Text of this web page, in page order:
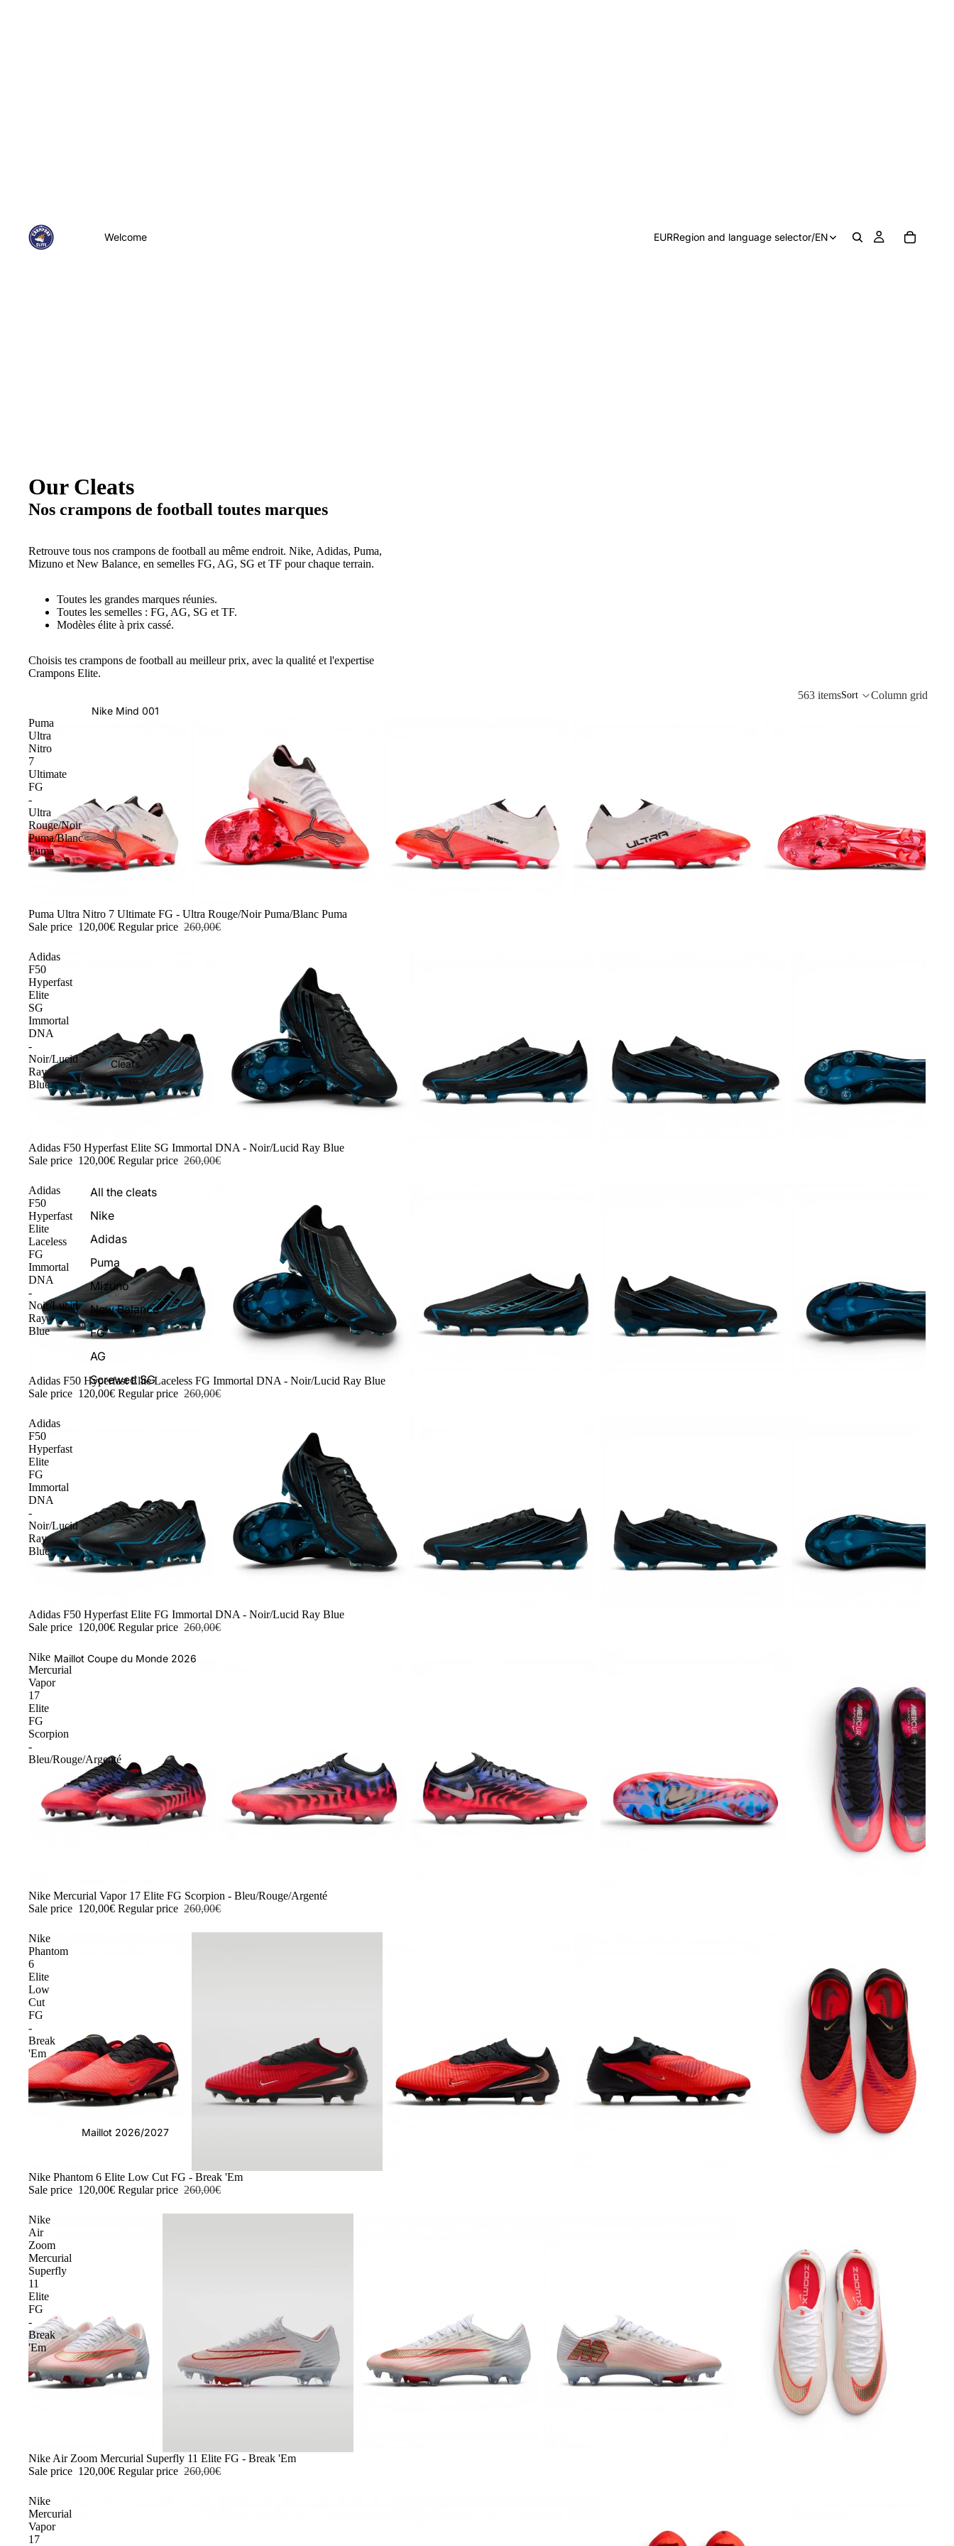
Welcome
Nike Mind 001
Cleats
All the cleats
Nike
Adidas
Puma
Mizuno
New Balance
FG
AG
Screwed SG
Maillot Coupe du Monde 2026
Maillot 2026/2027
EURRegion and language selector/EN
Our Cleats
Nos crampons de football toutes marques
Retrouve tous nos crampons de football au même endroit. Nike, Adidas, Puma,
Mizuno et New Balance, en semelles FG, AG, SG et TF pour chaque terrain.
Toutes les grandes marques réunies.
Toutes les semelles : FG, AG, SG et TF.
Modèles élite à prix cassé.
Choisis tes crampons de football au meilleur prix, avec la qualité et l'expertise
Crampons Elite.
563 itemsSort Column grid
Puma
Ultra
Nitro
7
Ultimate
FG
-
Ultra
Rouge/Noir
Puma/Blanc
Puma
-54%
Puma Ultra Nitro 7 Ultimate FG - Ultra Rouge/Noir Puma/Blanc Puma
Sale price 120,00€ Regular price 260,00€
Adidas
F50
Hyperfast
Elite
SG
Immortal
DNA
-
Noir/Lucid
Ray
Blue
-54%
Adidas F50 Hyperfast Elite SG Immortal DNA - Noir/Lucid Ray Blue
Sale price 120,00€ Regular price 260,00€
Adidas
F50
Hyperfast
Elite
Laceless
FG
Immortal
DNA
-
Noir/Lucid
Ray
Blue
-54%
Adidas F50 Hyperfast Elite Laceless FG Immortal DNA - Noir/Lucid Ray Blue
Sale price 120,00€ Regular price 260,00€
Adidas
F50
Hyperfast
Elite
FG
Immortal
DNA
-
Noir/Lucid
Ray
Blue
-54%
Adidas F50 Hyperfast Elite FG Immortal DNA - Noir/Lucid Ray Blue
Sale price 120,00€ Regular price 260,00€
Nike
Mercurial
Vapor
17
Elite
FG
Scorpion
-
Bleu/Rouge/Argenté
-54%
Nike Mercurial Vapor 17 Elite FG Scorpion - Bleu/Rouge/Argenté
Sale price 120,00€ Regular price 260,00€
Nike
Phantom
6
Elite
Low
Cut
FG
-
Break
'Em
-54%
Nike Phantom 6 Elite Low Cut FG - Break 'Em
Sale price 120,00€ Regular price 260,00€
Nike
Air
Zoom
Mercurial
Superfly
11
Elite
FG
-
Break
'Em
-54%
Nike Air Zoom Mercurial Superfly 11 Elite FG - Break 'Em
Sale price 120,00€ Regular price 260,00€
Nike
Mercurial
Vapor
17